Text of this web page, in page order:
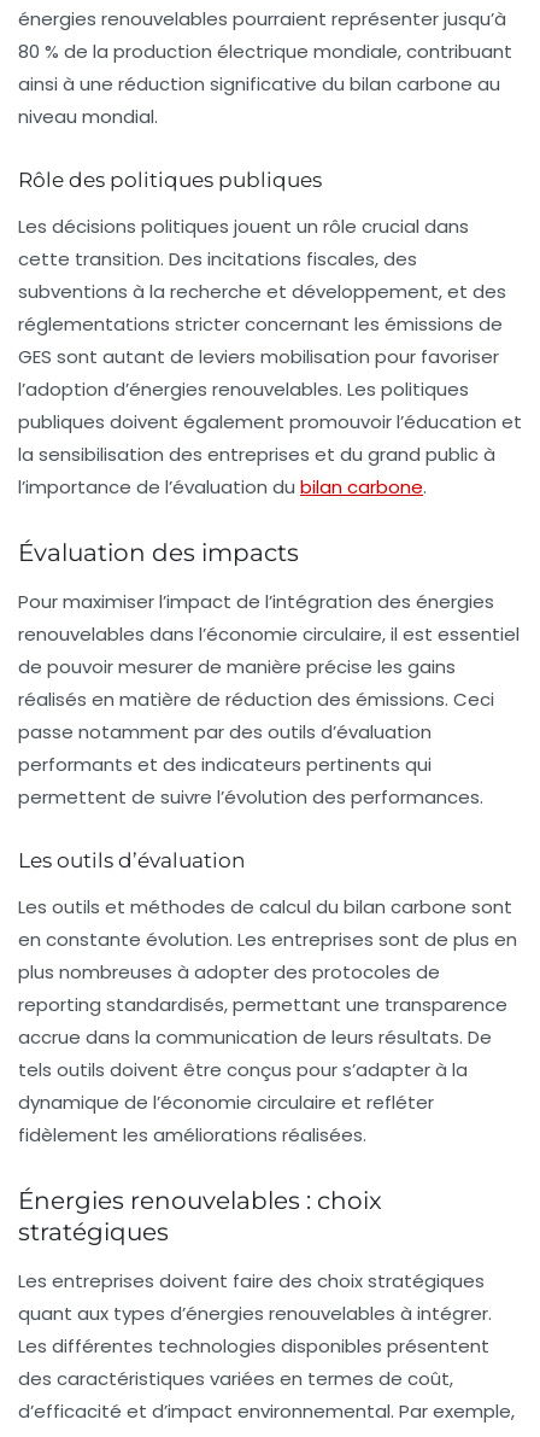
énergies renouvelables pourraient représenter jusqu’à
80 % de la production électrique mondiale, contribuant
ainsi à une réduction significative du bilan carbone au
niveau mondial.
Rôle des politiques publiques
Les décisions politiques jouent un rôle crucial dans
cette transition. Des incitations fiscales, des
subventions à la recherche et développement, et des
réglementations stricter concernant les émissions de
GES sont autant de leviers mobilisation pour favoriser
l’adoption d’énergies renouvelables. Les politiques
publiques doivent également promouvoir l’éducation et
la sensibilisation des entreprises et du grand public à
l’importance de l’évaluation du bilan carbone.
Évaluation des impacts
Pour maximiser l’impact de l’intégration des énergies
renouvelables dans l’économie circulaire, il est essentiel
de pouvoir mesurer de manière précise les gains
réalisés en matière de réduction des émissions. Ceci
passe notamment par des outils d’évaluation
performants et des indicateurs pertinents qui
permettent de suivre l’évolution des performances.
Les outils d’évaluation
Les outils et méthodes de calcul du bilan carbone sont
en constante évolution. Les entreprises sont de plus en
plus nombreuses à adopter des protocoles de
reporting standardisés, permettant une transparence
accrue dans la communication de leurs résultats. De
tels outils doivent être conçus pour s’adapter à la
dynamique de l’économie circulaire et refléter
fidèlement les améliorations réalisées.
Énergies renouvelables : choix
stratégiques
Les entreprises doivent faire des choix stratégiques
quant aux types d’énergies renouvelables à intégrer.
Les différentes technologies disponibles présentent
des caractéristiques variées en termes de coût,
d’efficacité et d’impact environnemental. Par exemple,